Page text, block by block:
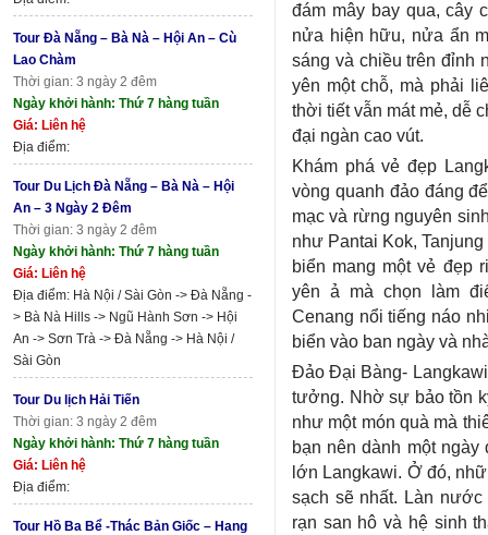
Tour Đà Nẵng – Bà Nà – Hội An – Cù
Lao Chàm
Thời gian: 3 ngày 2 đêm
Ngày khởi hành: Thứ 7 hàng tuần
Giá: Liên hệ
Địa điểm:
Tour Du Lịch Đà Nẵng – Bà Nà – Hội
An – 3 Ngày 2 Đêm
Thời gian: 3 ngày 2 đêm
Ngày khởi hành: Thứ 7 hàng tuần
Giá: Liên hệ
Địa điểm: Hà Nội / Sài Gòn -> Đà Nẵng -
> Bà Nà Hills -> Ngũ Hành Sơn -> Hội
An -> Sơn Trà -> Đà Nẵng -> Hà Nội /
Sài Gòn
Tour Du lịch Hải Tiến
Thời gian: 3 ngày 2 đêm
Ngày khởi hành: Thứ 7 hàng tuần
Giá: Liên hệ
Địa điểm:
Tour Hồ Ba Bể -Thác Bản Giốc – Hang
đám mây bay qua, cây
nửa hiện hữu, nửa ẩn
sáng và chiều trên đỉnh
yên một chỗ, mà phải
thời tiết vẫn mát mẻ, dễ
đại ngàn cao vút.
Khám phá vẻ đẹp
vòng quanh đảo đáng
mạc và rừng nguyên
như Pantai Kok,
biển mang một vẻ đẹp
yên ả mà chọn làm
Cenang nổi tiếng náo
biển vào ban ngày và
Đảo Đại Bàng-
tưởng. Nhờ sự bảo tồn
như một món quà mà
bạn nên dành một
lớn Langkawi. Ở đó,
sạch sẽ nhất. Làn
rạn san hô và hệ sinh